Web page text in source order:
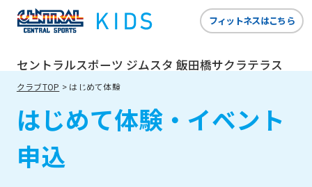
セントラルスポーツ ジムスタ 飯田橋サクラテラス
フィットネスはこちら
クラブTOP はじめて体験
はじめて体験・イベント
申込